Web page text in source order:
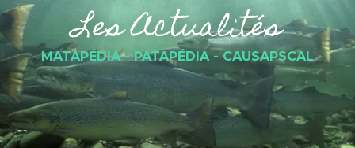
Les Actualités
MATAPÉDIA - PATAPÉDIA - CAUSAPSCAL